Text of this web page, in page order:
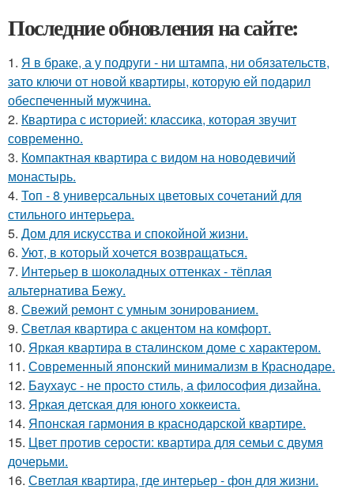
Последние обновления на сайте:
1. Я в браке, а у подруги - ни штампа, ни обязательств,
зато ключи от новой квартиры, которую ей подарил
обеспеченный мужчина.
2. Квартира с историей: классика, которая звучит
современно.
3. Компактная квартира с видом на новодевичий
монастырь.
4. Топ - 8 универсальных цветовых сочетаний для
стильного интерьера.
5. Дом для искусства и спокойной жизни.
6. Уют, в который хочется возвращаться.
7. Интерьер в шоколадных оттенках - тёплая
альтернатива Бежу.
8. Свежий ремонт с умным зонированием.
9. Светлая квартира с акцентом на комфорт.
10. Яркая квартира в сталинском доме с характером.
11. Современный японский минимализм в Краснодаре.
12. Баухаус - не просто стиль, а философия дизайна.
13. Яркая детская для юного хоккеиста.
14. Японская гармония в краснодарской квартире.
15. Цвет против серости: квартира для семьи с двумя
дочерьми.
16. Светлая квартира, где интерьер - фон для жизни.